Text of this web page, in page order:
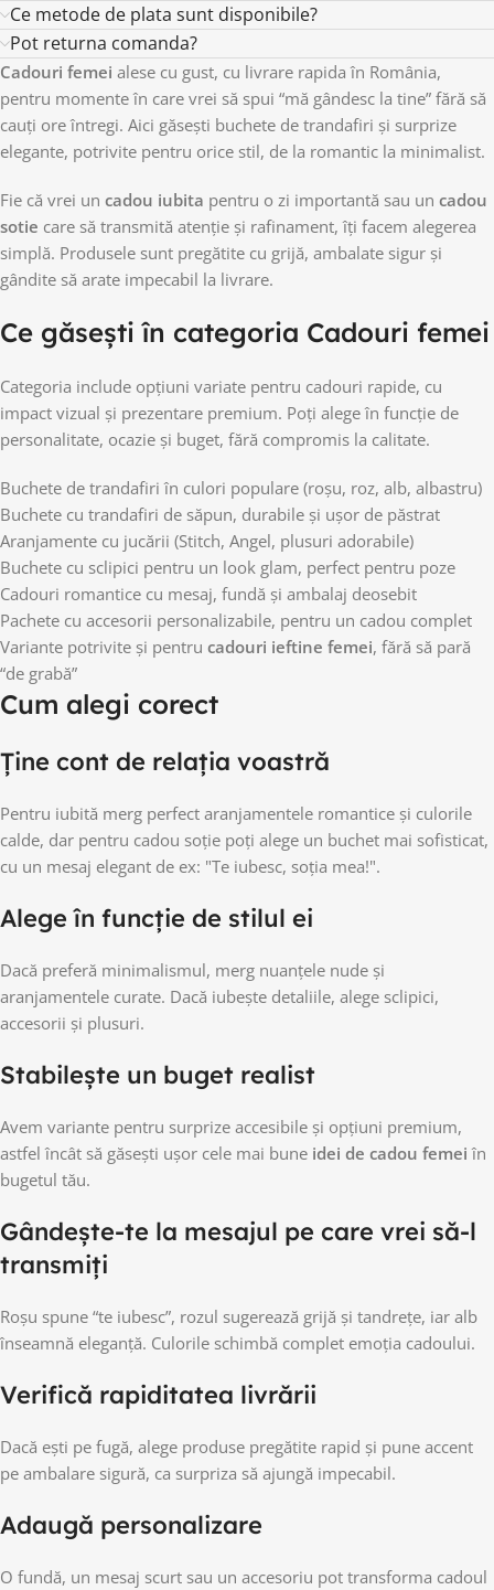
Ce metode de plata sunt disponibile?
Pot returna comanda?
Cadouri femei alese cu gust, cu livrare rapida în România,
pentru momente în care vrei să spui “mă gândesc la tine” fără să
cauți ore întregi. Aici găsești buchete de trandafiri și surprize
elegante, potrivite pentru orice stil, de la romantic la minimalist.
Fie că vrei un cadou iubita pentru o zi importantă sau un cadou
sotie care să transmită atenție și rafinament, îți facem alegerea
simplă. Produsele sunt pregătite cu grijă, ambalate sigur și
gândite să arate impecabil la livrare.
Ce găsești în categoria Cadouri femei
Categoria include opțiuni variate pentru cadouri rapide, cu
impact vizual și prezentare premium. Poți alege în funcție de
personalitate, ocazie și buget, fără compromis la calitate.
Buchete de trandafiri în culori populare (roșu, roz, alb, albastru)
Buchete cu trandafiri de săpun, durabile și ușor de păstrat
Aranjamente cu jucării (Stitch, Angel, plusuri adorabile)
Buchete cu sclipici pentru un look glam, perfect pentru poze
Cadouri romantice cu mesaj, fundă și ambalaj deosebit
Pachete cu accesorii personalizabile, pentru un cadou complet
Variante potrivite și pentru cadouri ieftine femei, fără să pară
“de grabă”
Cum alegi corect
Ține cont de relația voastră
Pentru iubită merg perfect aranjamentele romantice și culorile
calde, dar pentru cadou soție poți alege un buchet mai sofisticat,
cu un mesaj elegant de ex: "Te iubesc, soția mea!".
Alege în funcție de stilul ei
Dacă preferă minimalismul, merg nuanțele nude și
aranjamentele curate. Dacă iubește detaliile, alege sclipici,
accesorii și plusuri.
Stabilește un buget realist
Avem variante pentru surprize accesibile și opțiuni premium,
astfel încât să găsești ușor cele mai bune idei de cadou femei în
bugetul tău.
Gândește-te la mesajul pe care vrei să-l
transmiți
Roșu spune “te iubesc”, rozul sugerează grijă și tandrețe, iar alb
înseamnă eleganță. Culorile schimbă complet emoția cadoului.
Verifică rapiditatea livrării
Dacă ești pe fugă, alege produse pregătite rapid și pune accent
pe ambalare sigură, ca surpriza să ajungă impecabil.
Adaugă personalizare
O fundă, un mesaj scurt sau un accesoriu pot transforma cadoul